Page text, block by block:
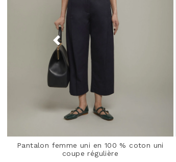
Pantalon femme uni en 100 % coton uni
coupe régulière